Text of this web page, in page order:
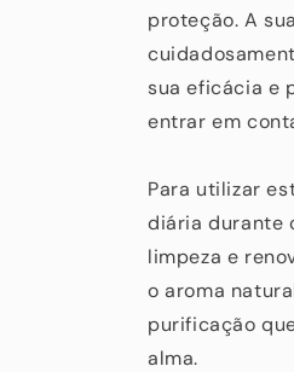
proteção. A
sua eficácia e
entrar em
Para utilizar
diária durante
limpeza e
o aroma
purificação
alma.